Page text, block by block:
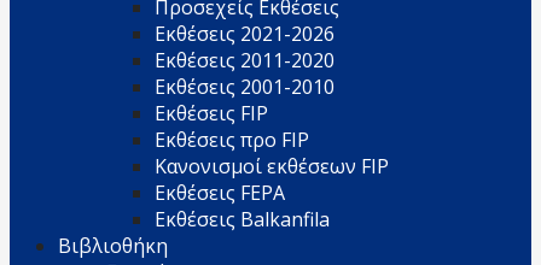
Προσεχείς Εκθέσεις
Εκθέσεις 2021-2026
Εκθέσεις 2011-2020
Εκθέσεις 2001-2010
Εκθέσεις FIP
Εκθέσεις προ FIP
Κανονισμοί εκθέσεων FIP
Εκθέσεις FEPA
Εκθέσεις Balkanfila
Βιβλιοθήκη